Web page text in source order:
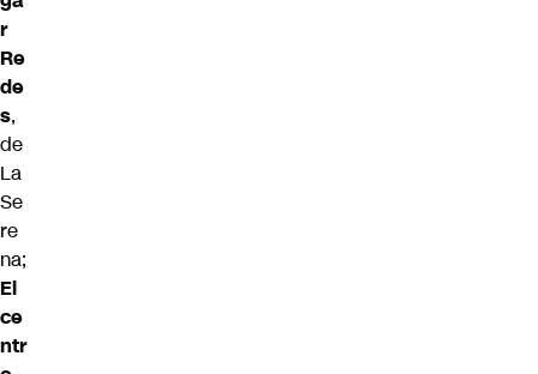
r
Re
de
s,
de
La
Se
re
na;
El
ce
ntr